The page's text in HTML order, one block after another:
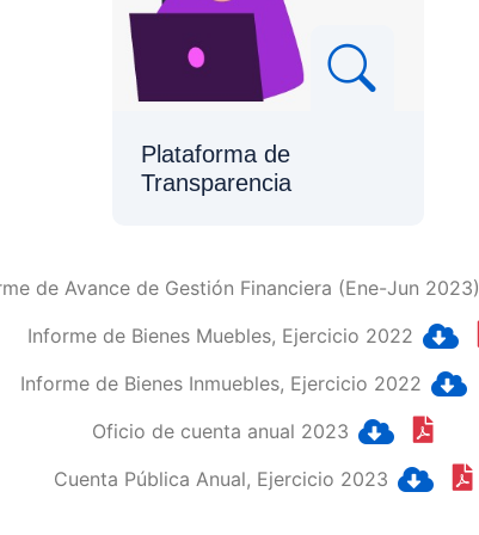
Plataforma de
Transparencia
de Avance de Gestión Financiera (Ene-Jun 2023)
Informe de Bienes Muebles, Ejercicio 2022
Informe de Bienes Inmuebles, Ejercicio 2022
Oficio de cuenta anual 2023
Cuenta Pública Anual, Ejercicio 2023